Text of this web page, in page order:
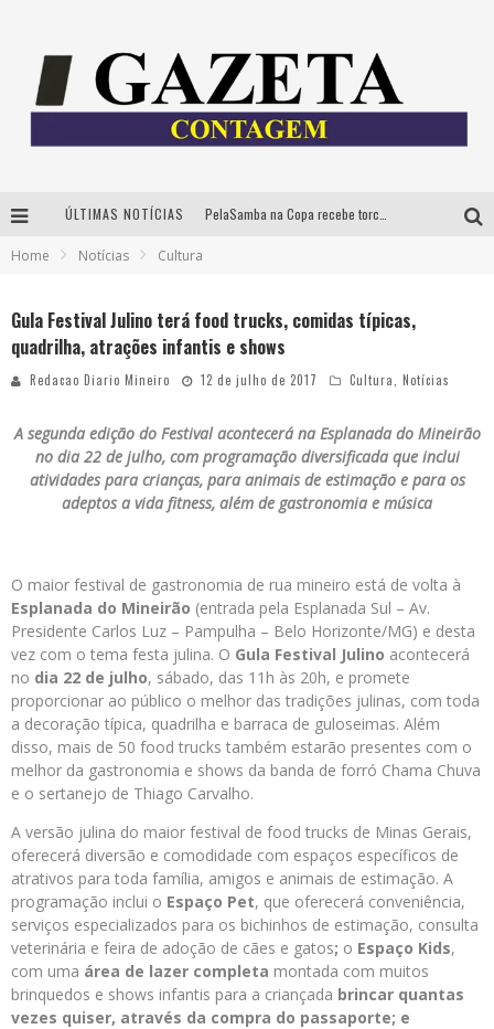
ÚLTIMAS NOTÍCIAS
Home Notícias Cultura
Gula Festival Julino terá food trucks, comidas típicas,
quadrilha, atrações infantis e shows
Redacao Diario Mineiro 12 de julho de 2017 Cultura Notícias
A segunda edição do Festival acontecerá na Esplanada do Mineirão
no dia 22 de julho, com programação diversificada que inclui
atividades para crianças, para animais de estimação e para os
adeptos a vida fitness, além de gastronomia e música
O maior festival de gastronomia de rua mineiro está de volta à
Esplanada do Mineirão (entrada pela Esplanada Sul – Av.
Presidente Carlos Luz – Pampulha – Belo Horizonte/MG) e desta
vez com o tema festa julina. O Gula Festival Julino acontecerá
no dia 22 de julho, sábado, das 11h às 20h, e promete
proporcionar ao público o melhor das tradições julinas, com toda
a decoração típica, quadrilha e barraca de guloseimas. Além
disso, mais de 50 food trucks também estarão presentes com o
melhor da gastronomia e shows da banda de forró Chama Chuva
e o sertanejo de Thiago Carvalho.
A versão julina do maior festival de food trucks de Minas Gerais,
oferecerá diversão e comodidade com espaços específicos de
atrativos para toda família, amigos e animais de estimação. A
programação inclui o Espaço Pet, que oferecerá conveniência,
serviços especializados para os bichinhos de estimação, consulta
veterinária e feira de adoção de cães e gatos; o Espaço Kids,
com uma área de lazer completa montada com muitos
brinquedos e shows infantis para a criançada brincar quantas
vezes quiser, através da compra do passaporte; e